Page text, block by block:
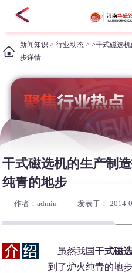
新闻知识 >行业动态 > >干式磁选
步详情
干式磁选机的生产制
纯青的地步
作者：admin 发表于： 2014-
虽然我国干式磁
到了炉火纯青的地